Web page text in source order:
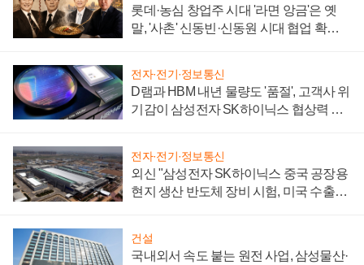
롯데·농심 창업주 시대 '라면 앙금'은 옛
말, '사촌' 신동빈·신동원 시대 협업 확대
전자·전기·정보통신
D램과 HBM 내년 물량도 '품절', 고객사 위
기감이 삼성전자 SK하이닉스 협상력 더
전자·전기·정보통신
외신 "삼성전자 SK하이닉스 중국 공장용
현지 생산 반도체 장비 시험, 미국 수출통
건설
국내외서 속도 붙는 원전 사업, 삼성물산·